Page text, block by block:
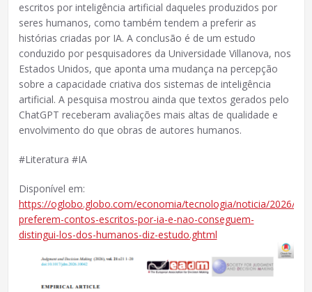
escritos por inteligência artificial daqueles produzidos por
seres humanos, como também tendem a preferir as
histórias criadas por IA. A conclusão é de um estudo
conduzido por pesquisadores da Universidade Villanova, nos
Estados Unidos, que aponta uma mudança na percepção
sobre a capacidade criativa dos sistemas de inteligência
artificial. A pesquisa mostrou ainda que textos gerados pelo
ChatGPT receberam avaliações mais altas de qualidade e
envolvimento do que obras de autores humanos.
#Literatura #IA
Disponível em:
https://oglobo.globo.com/economia/tecnologia/noticia/2026/
preferem-contos-escritos-por-ia-e-nao-conseguem-
distingui-los-dos-humanos-diz-estudo.ghtml